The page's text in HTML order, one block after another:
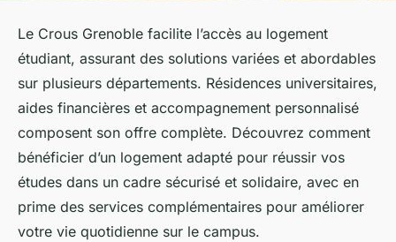
Le Crous Grenoble facilite l’accès au logement
étudiant, assurant des solutions variées et abordables
sur plusieurs départements. Résidences universitaires,
aides financières et accompagnement personnalisé
composent son offre complète. Découvrez comment
bénéficier d’un logement adapté pour réussir vos
études dans un cadre sécurisé et solidaire, avec en
prime des services complémentaires pour améliorer
votre vie quotidienne sur le campus.